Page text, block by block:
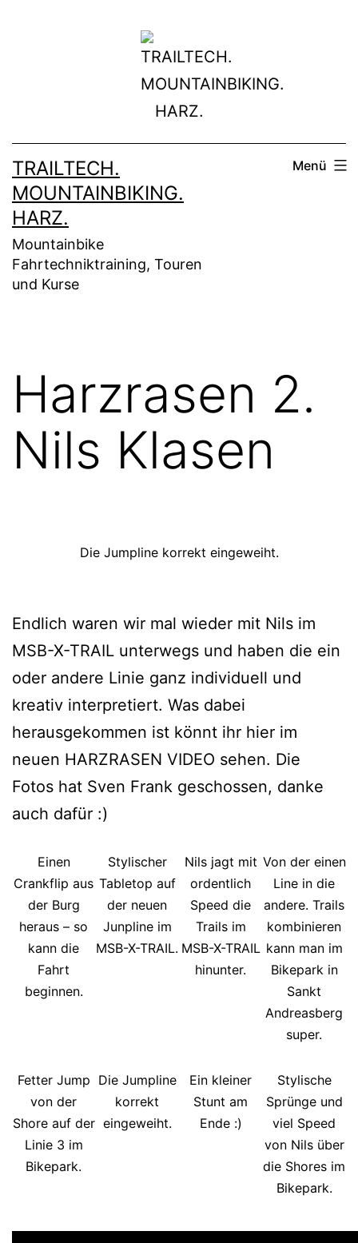
TRAILTECH.
MOUNTAINBIKING.
HARZ.
Mountainbike
Fahrtechniktraining, Touren
und Kurse
Menü
Harzrasen 2.
Nils Klasen
Die Jumpline korrekt eingeweiht.
Endlich waren wir mal wieder mit Nils im
MSB-X-TRAIL unterwegs und haben die ein
oder andere Linie ganz individuell und
kreativ interpretiert. Was dabei
herausgekommen ist könnt ihr hier im
neuen HARZRASEN VIDEO sehen. Die
Fotos hat Sven Frank geschossen, danke
auch dafür :)
Einen
Crankflip aus
der Burg
heraus – so
kann die
Fahrt
beginnen.
Stylischer
Tabletop auf
der neuen
Junpline im
MSB-X-TRAIL.
Nils jagt mit
ordentlich
Speed die
Trails im
MSB-X-TRAIL
hinunter.
Von der einen
Line in die
andere. Trails
kombinieren
kann man im
Bikepark in
Sankt
Andreasberg
super.
Fetter Jump
von der
Shore auf der
Linie 3 im
Bikepark.
Die Jumpline
korrekt
eingeweiht.
Ein kleiner
Stunt am
Ende :)
Stylische
Sprünge und
viel Speed
von Nils über
die Shores im
Bikepark.